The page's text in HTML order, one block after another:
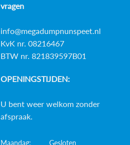
vragen
info@megadumpnunspeet.nl
KvK nr. 08216467
BTW nr. 821839597B01
OPENINGSTIJDEN:
U bent weer welkom zonder
afspraak.
Maandag: Gesloten